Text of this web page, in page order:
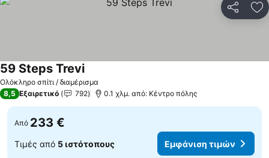
Ολόκληρο σπίτι / διαμέρισμα
59 Steps Trevi
8,5 Εξαιρετικό 792 0.1 χλμ. από: Κέντρο πόλης
Από 233 €
Τιμές από 5 ιστότοπους Εμφάνιση τιμών